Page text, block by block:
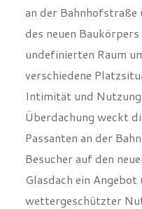
an der
des neuen
undefinierten Raum
verschiedene
Intimität und
Überdachung weckt
Passanten an der
Besucher auf den
Glasdach ein
wettergeschützter